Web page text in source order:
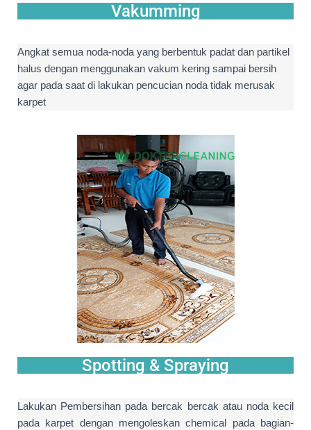
Vakumming
Angkat semua noda-noda yang berbentuk padat dan partikel
halus dengan menggunakan vakum kering sampai bersih
agar pada saat di lakukan pencucian noda tidak merusak
karpet
Spotting & Spraying
Lakukan Pembersihan pada bercak bercak atau noda kecil
pada karpet dengan mengoleskan chemical pada bagian-